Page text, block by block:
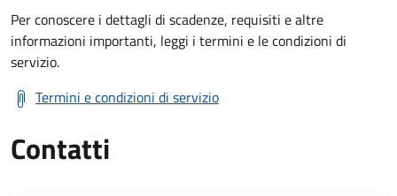
Per conoscere i dettagli di scadenze, requisiti e altre
informazioni importanti, leggi i termini e le condizioni di
servizio.
Termini e condizioni di servizio
Contatti